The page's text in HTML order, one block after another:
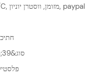
T/T, L/C, מזומן, ווסטרן יוניון, paypal
סוג&39;ואו, סין